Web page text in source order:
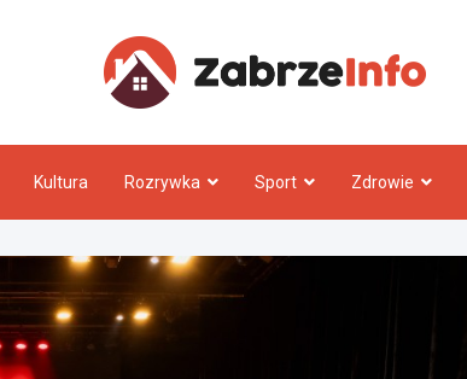
Kultura Rozrywka Sport Zdrowie